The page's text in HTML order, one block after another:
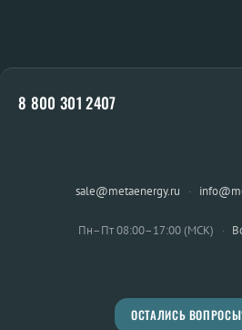
8 800 301 2407
sale@metaenergy.ru ·
Пн–Пт 08:00–17:00 (МСК) ·
ОСТАЛИСЬ